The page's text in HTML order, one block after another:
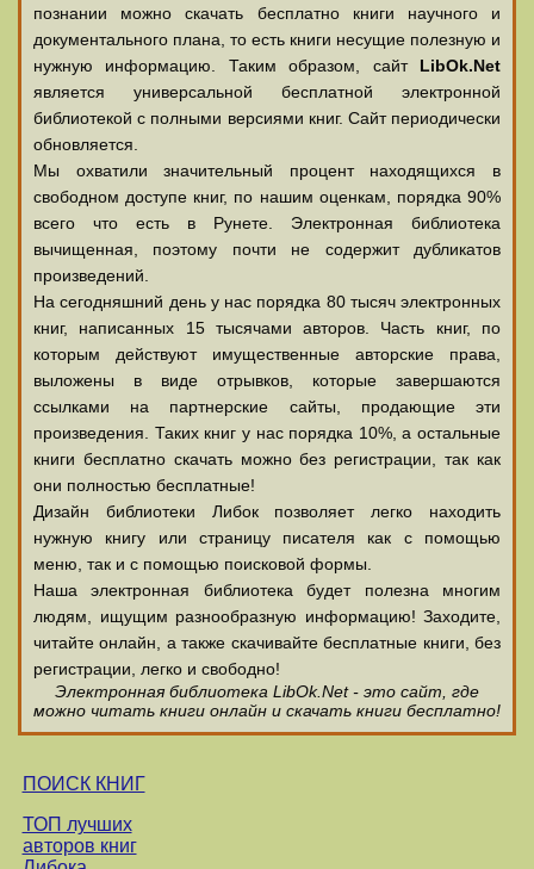
познании можно скачать бесплатно книги научного и
документального плана, то есть книги несущие полезную и
нужную информацию. Таким образом, сайт LibOk.Net
является универсальной бесплатной электронной
библиотекой с полными версиями книг. Сайт периодически
обновляется.
Мы охватили значительный процент находящихся в
свободном доступе книг, по нашим оценкам, порядка 90%
всего что есть в Рунете. Электронная библиотека
вычищенная, поэтому почти не содержит дубликатов
произведений.
На сегодняшний день у нас порядка 80 тысяч электронных
книг, написанных 15 тысячами авторов. Часть книг, по
которым действуют имущественные авторские права,
выложены в виде отрывков, которые завершаются
ссылками на партнерские сайты, продающие эти
произведения. Таких книг у нас порядка 10%, а остальные
книги бесплатно скачать можно без регистрации, так как
они полностью бесплатные!
Дизайн библиотеки Либок позволяет легко находить
нужную книгу или страницу писателя как с помощью
меню, так и с помощью поисковой формы.
Наша электронная библиотека будет полезна многим
людям, ищущим разнообразную информацию! Заходите,
читайте онлайн, а также скачивайте бесплатные книги, без
регистрации, легко и свободно!
Электронная библиотека LibOk.Net - это сайт, где
можно читать книги онлайн и скачать книги бесплатно!
ПОИСК КНИГ
ТОП лучших
авторов книг